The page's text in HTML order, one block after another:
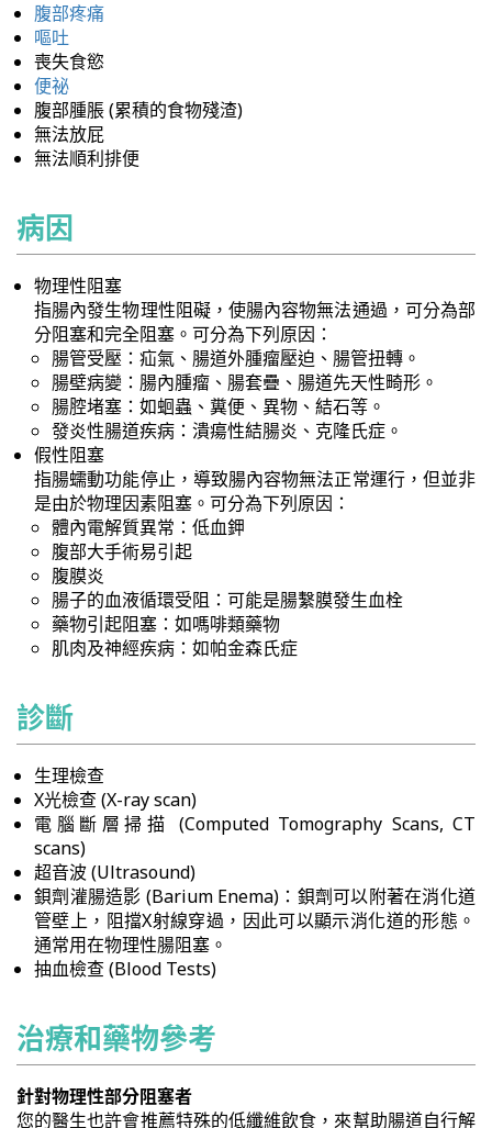
腹部疼痛
嘔吐
喪失食慾
便祕
腹部腫脹 (累積的食物殘渣)
無法放屁
無法順利排便
病因
物理性阻塞
指腸內發生物理性阻礙，使腸內容物無法通過，可分為部
分阻塞和完全阻塞。可分為下列原因：
腸管受壓：疝氣、腸道外腫瘤壓迫、腸管扭轉。
腸壁病變：腸內腫瘤、腸套疊、腸道先天性畸形。
腸腔堵塞：如蛔蟲、糞便、異物、結石等。
發炎性腸道疾病：潰瘍性結腸炎、克隆氏症。
假性阻塞
指腸蠕動功能停止，導致腸內容物無法正常運行，但並非
是由於物理因素阻塞。可分為下列原因：
體內電解質異常：低血鉀
腹部大手術易引起
腹膜炎
腸子的血液循環受阻：可能是腸繫膜發生血栓
藥物引起阻塞：如嗎啡類藥物
肌肉及神經疾病：如帕金森氏症
診斷
生理檢查
X光檢查 (X-ray scan)
電腦斷層掃描 (Computed Tomography Scans, CT
scans)
超音波 (Ultrasound)
鋇劑灌腸造影 (Barium Enema)：鋇劑可以附著在消化道
管壁上，阻擋X射線穿過，因此可以顯示消化道的形態。
通常用在物理性腸阻塞。
抽血檢查 (Blood Tests)
治療和藥物參考
針對物理性部分阻塞者
您的醫生也許會推薦特殊的低纖維飲食，來幫助腸道自行解